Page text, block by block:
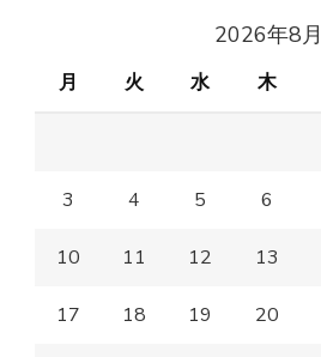
2026年8月
月 火 水 木
3 4 5 6
10 11 12 13
17 18 19 20